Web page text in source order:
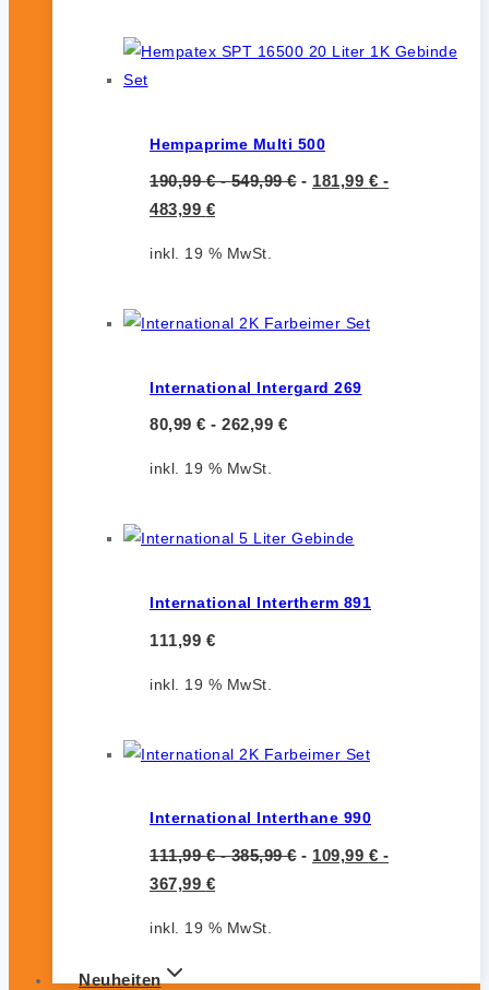
Hempaprime Multi 500
190,99€-549,99€- 181,99 € -
483,99 €
inkl. 19 % MwSt.
International Intergard 269
80,99 € - 262,99 €
inkl. 19 % MwSt.
International Intertherm 891
111,99 €
inkl. 19 % MwSt.
International Interthane 990
111,99€-385,99€- 109,99 € -
367,99 €
inkl. 19 % MwSt.
Neuheiten